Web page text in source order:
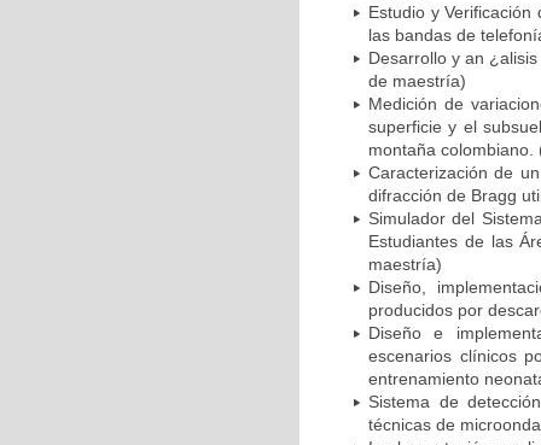
Estudio y
las bandas de
Desarrollo y an
de maestría)
Medición de
superficie y el
montaña colombiano.
Caracterización de
difracción de Bragg
Simulador del
Estudiantes de las
maestría)
Diseño,
producidos por
Diseño e
escenarios clínicos
entrenamiento
Sistema de
técnicas de